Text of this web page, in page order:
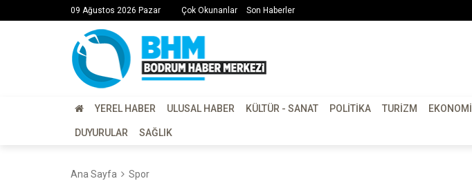
09 Ağustos 2026 Pazar Çok Okunanlar Son Haberler
YEREL HABER ULUSAL HABER KÜLTÜR - SANAT POLITIKA TURIZM EKONOMI
DUYURULAR SAĞLIK
Ana Sayfa Spor